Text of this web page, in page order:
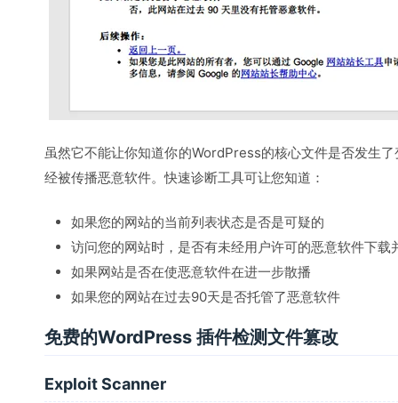
虽然它不能让你知道你的WordPress的核心文件是否发生
经被传播恶意软件。快速诊断工具可让您知道：
如果您的网站的当前列表状态是否是可疑的
访问您的网站时，是否有未经用户许可的恶意软件下载
如果网站是否在使恶意软件在进一步散播
如果您的网站在过去90天是否托管了恶意软件
免费的WordPress 插件检测文件篡改
Exploit Scanner